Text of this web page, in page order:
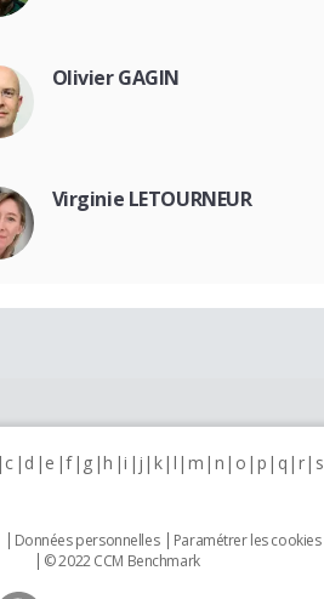
Olivier GAGIN
Virginie LETOURNEUR
c d e f g h i j k l m n o p q r s
Données personnelles Paramétrer les cookies
© 2022 CCM Benchmark